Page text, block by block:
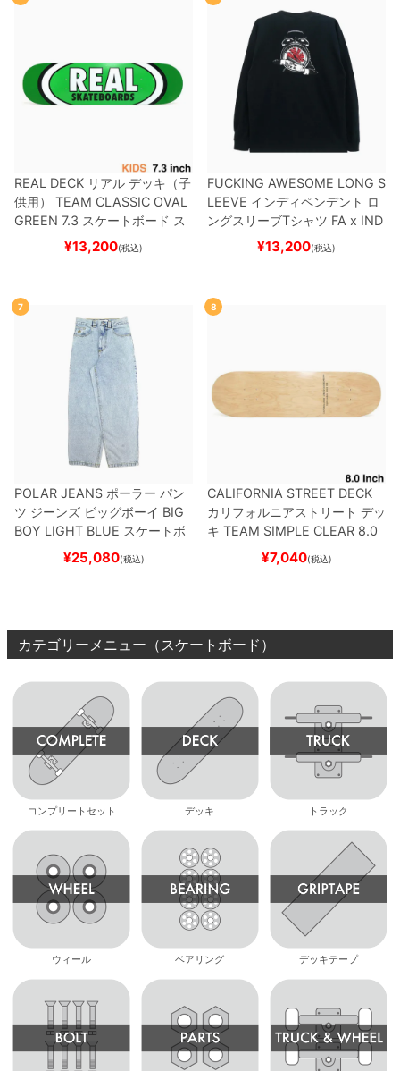
REAL DECK リアル デッキ（子
供用）
TEAM CLASSIC OVAL
GREEN 7.3 スケートボード ス
¥13,200(税込)
FUCKING AWESOME LONG S
LEEVE インディペンデント ロ
ングスリーブTシャツ FA x IND
EPENDENTHOSTAGE
スケートボード スケボー
¥13,200(税込)
7
POLAR JEANS ポーラー パン
ツ ジーンズ ビッグボーイ BIG
BOY LIGHT BLUE スケートボ
ード スケボー
¥25,080(税込)
8
CALIFORNIA STREET DECK
カリフォルニアストリート デッ
キ TEAM SIMPLE CLEAR 8.0
ブランク（DSM）
ード スケボー
¥7,040(税込)
カテゴリーメニュー（スケートボード）
コンプリートセット デッキ トラック
ウィール ベアリング デッキテープ